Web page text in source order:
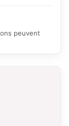
peuvent